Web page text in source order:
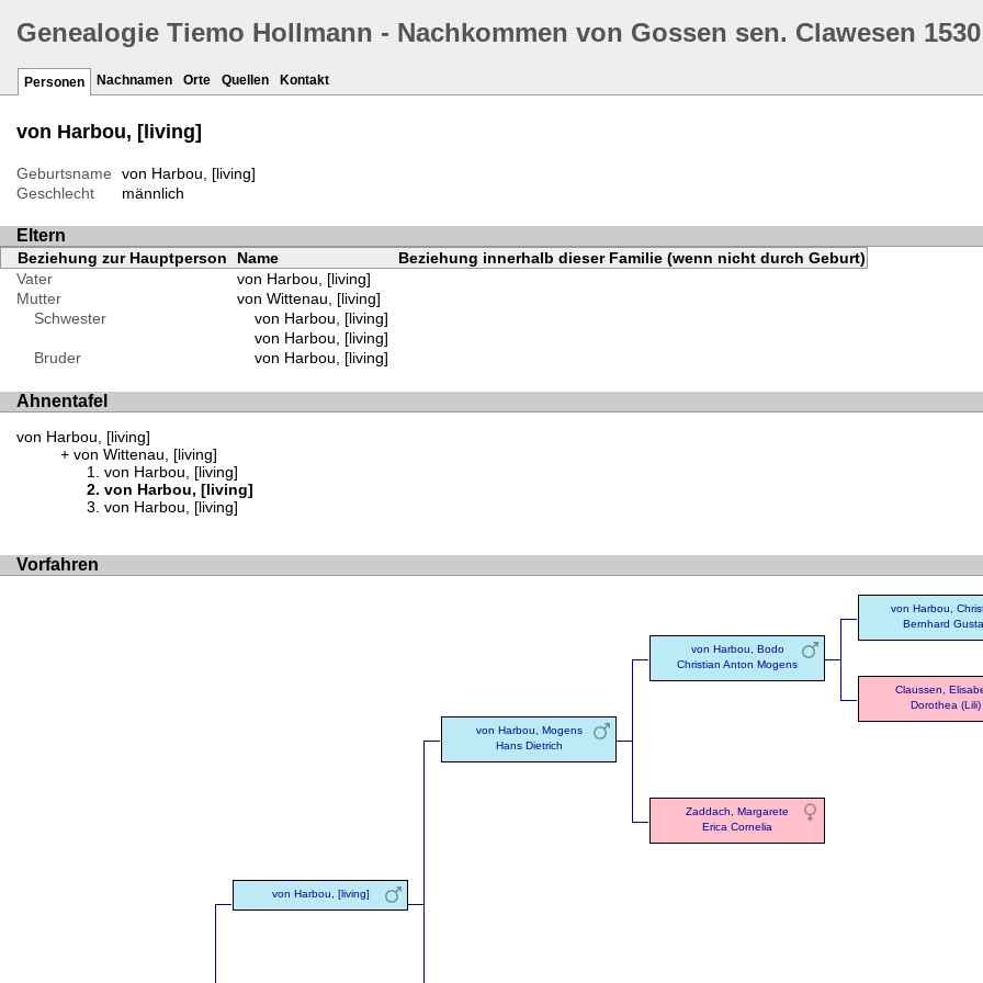
Genealogie Tiemo Hollmann - Nachkommen von Gossen sen. Clawesen 1530
Personen Nachnamen Orte Quellen Kontakt
von Harbou, [living]
Geburtsname
von Harbou, [living]
Geschlecht
männlich
Eltern
Beziehung zur Hauptperson Name
Beziehung innerhalb dieser Familie (wenn nicht durch Geburt)
Vater
von Harbou, [living]
Mutter
von Wittenau, [living]
Schwester
von Harbou, [living]
von Harbou, [living]
Bruder
von Harbou, [living]
Ahnentafel
von Harbou, [living]
von Wittenau, [living]
von Harbou, [living]
von Harbou, [living]
von Harbou, [living]
Vorfahren
von Harbou, [living]
von Harbou, Mogens
Hans Dietrich
von Harbou, Bodo
Christian Anton Mogens
von Harbou,
Bernhard
Claussen,
Dorothea (Lili)
Zaddach, Margarete
Erica Cornelia